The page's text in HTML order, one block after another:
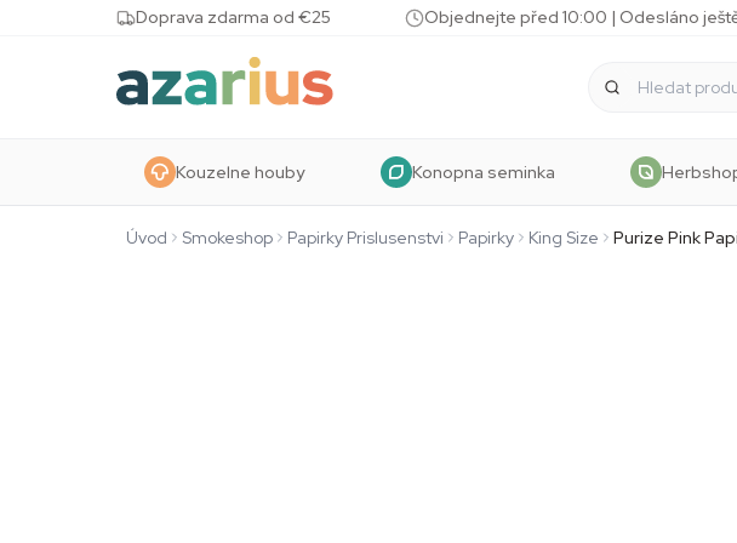
Skip to contentDoprava zdarma od €25 Objednejte před 10:00 | Odesláno
Kouzelne houby Konopna seminka
Úvod Smokeshop Papirky Prislusenstvi Papirky King Size Purize Pink